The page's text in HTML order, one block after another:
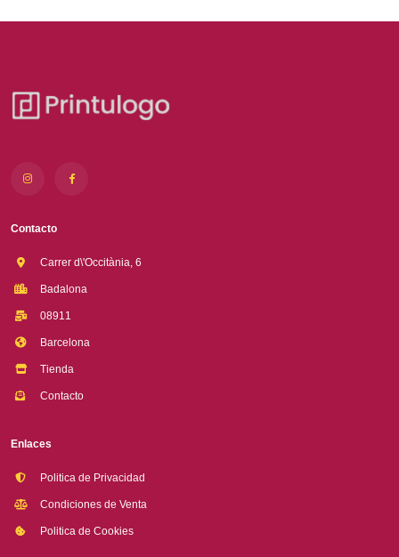
Contacto
Carrer d\'Occitània, 6
Badalona
08911
Barcelona
Tienda
Contacto
Enlaces
Politica de Privacidad
Condiciones de Venta
Politica de Cookies